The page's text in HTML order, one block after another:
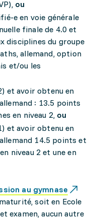
ou
e en voie générale
finale de 4.0 et
disciplines du groupe
allemand, option
et/ou les
et avoir obtenu en
: 13.5 points
en niveau 2, ou
et avoir obtenu en
14.5 points et
niveau 2 et une en
au gymnase
soit en Ecole
examen, aucun autre